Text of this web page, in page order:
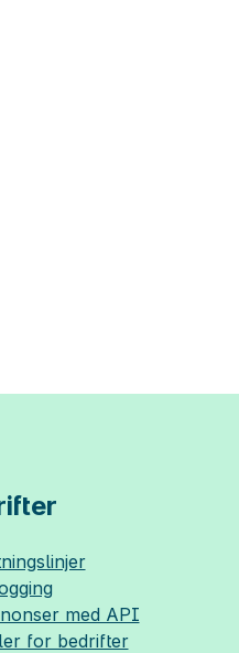
med API
for bedrifter